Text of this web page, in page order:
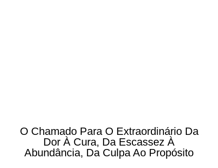
O Chamado Para O Extraordinário Da
Dor À Cura, Da Escassez À
Abundância, Da Culpa Ao Propósito